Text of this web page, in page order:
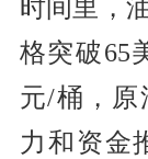
时间里，
格突破65
元/桶，原
力和资金